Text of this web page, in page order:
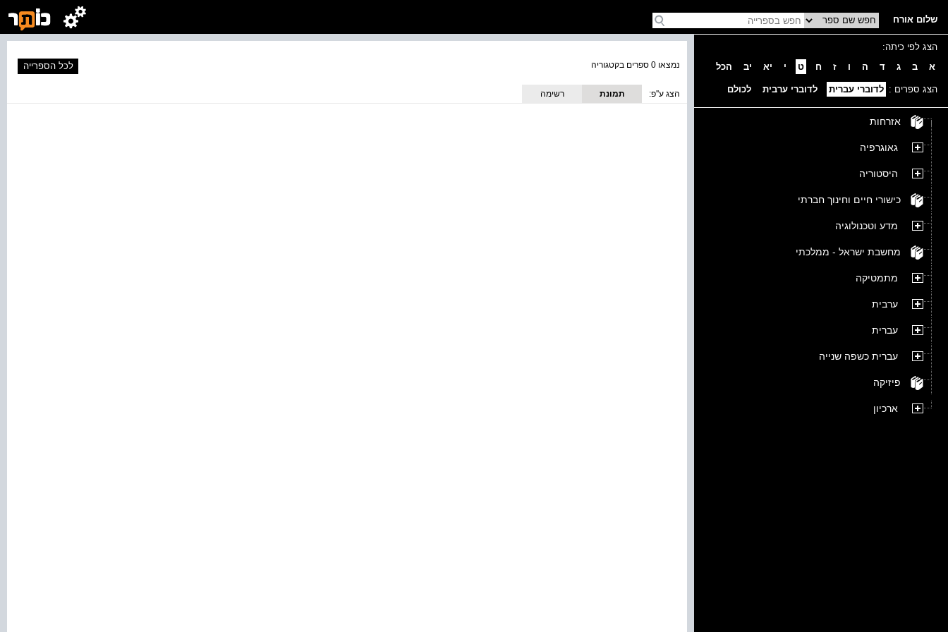
שלום אורח
הצג לפי כיתה:
א
ב ג ד ה ו ז ח ט י יא יב הכל
הצג ספרים : לדוברי עברית לדוברי ערבית לכולם
אזרחות
גאוגרפיה
היסטוריה
כישורי חיים וחינוך חברתי
מדע וטכנולוגיה
מחשבת ישראל - ממלכתי
מתמטיקה
ערבית
עברית
עברית כשפה שנייה
פיזיקה
ארכיון
נמצאו 0 ספרים בקטגוריה לכל הספרייה
הצג ע''פ:
תמונת
רשימה